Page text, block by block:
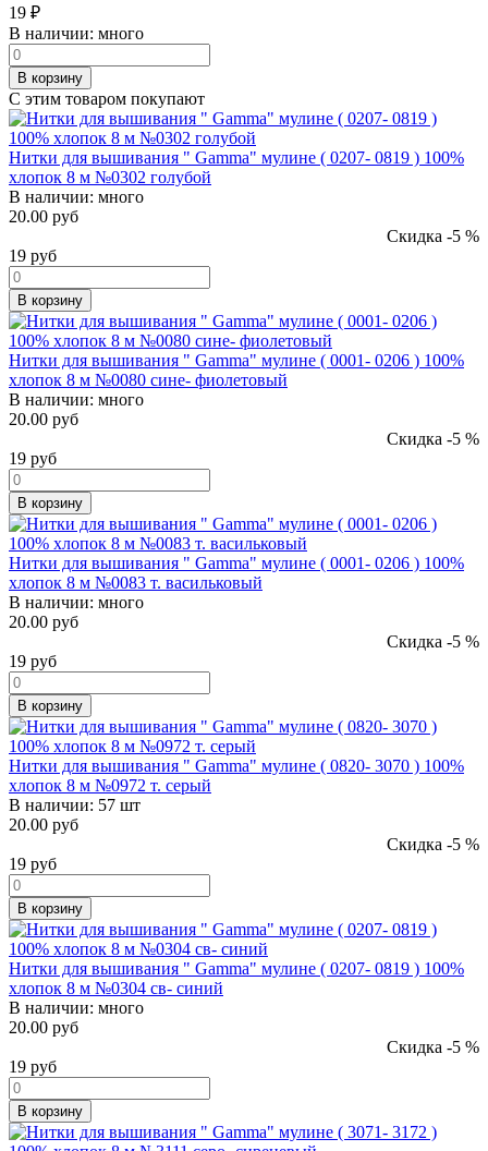
19 ₽
В наличии: много
В корзину
С этим товаром покупают
Нитки для вышивания " Gamma" мулине ( 0207- 0819 ) 100%
хлопок 8 м №0302 голубой
В наличии: много
20.00 руб
Скидка -5 %
19 руб
В корзину
Нитки для вышивания " Gamma" мулине ( 0001- 0206 ) 100%
хлопок 8 м №0080 сине- фиолетовый
В наличии: много
20.00 руб
Скидка -5 %
19 руб
В корзину
Нитки для вышивания " Gamma" мулине ( 0001- 0206 ) 100%
хлопок 8 м №0083 т. васильковый
В наличии: много
20.00 руб
Скидка -5 %
19 руб
В корзину
Нитки для вышивания " Gamma" мулине ( 0820- 3070 ) 100%
хлопок 8 м №0972 т. серый
В наличии: 57 шт
20.00 руб
Скидка -5 %
19 руб
В корзину
Нитки для вышивания " Gamma" мулине ( 0207- 0819 ) 100%
хлопок 8 м №0304 св- синий
В наличии: много
20.00 руб
Скидка -5 %
19 руб
В корзину